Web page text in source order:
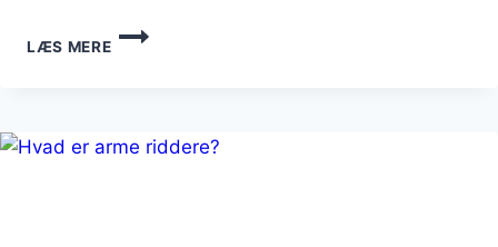
LÆS MERE
KARAMELSAUCE
PÅ
DESSERT